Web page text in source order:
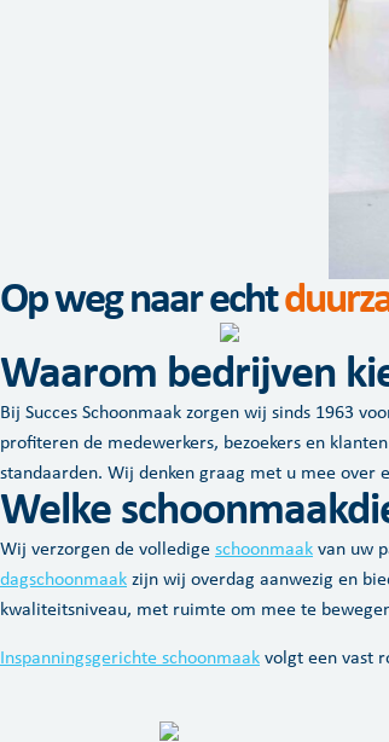
Op weg naar echt
Waarom bedrijven
Bij Succes Schoonmaak zorgen wij sinds 1963
profiteren de medewerkers, bezoekers en
standaarden. Wij denken graag met u mee over
Welke
Wij verzorgen de volledige schoonmaak van uw
dagschoonmaak zijn wij overdag aanwezig en
kwaliteitsniveau, met ruimte om mee te
Inspanningsgerichte schoonmaak volgt een vast